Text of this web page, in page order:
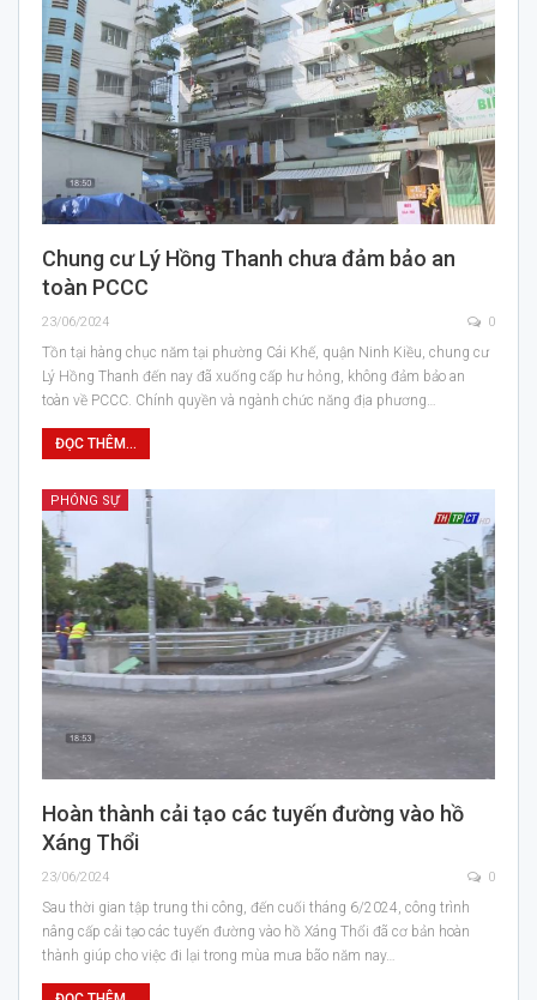
Chung cư Lý Hồng Thanh chưa đảm bảo an
toàn PCCC
23/06/2024 0
Tồn tại hàng chục năm tại phường Cái Khế, quận Ninh Kiều, chung cư
Lý Hồng Thanh đến nay đã xuống cấp hư hỏng, không đảm bảo an
toàn về PCCC. Chính quyền và ngành chức năng địa phương…
ĐỌC THÊM...
PHÓNG SỰ
Hoàn thành cải tạo các tuyến đường vào hồ
Xáng Thổi
23/06/2024 0
Sau thời gian tập trung thi công, đến cuối tháng 6/2024, công trình
nâng cấp cải tạo các tuyến đường vào hồ Xáng Thổi đã cơ bản hoàn
thành giúp cho việc đi lại trong mùa mưa bão năm nay…